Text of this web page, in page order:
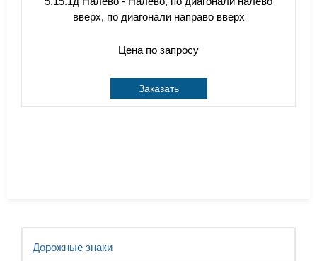
Дорожные знаки
вверх, по диагонали направо вверх
Цена по запросу
Заказать